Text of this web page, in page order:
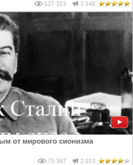
127 323 2 348
от мирового сионизма
75 397 2 013